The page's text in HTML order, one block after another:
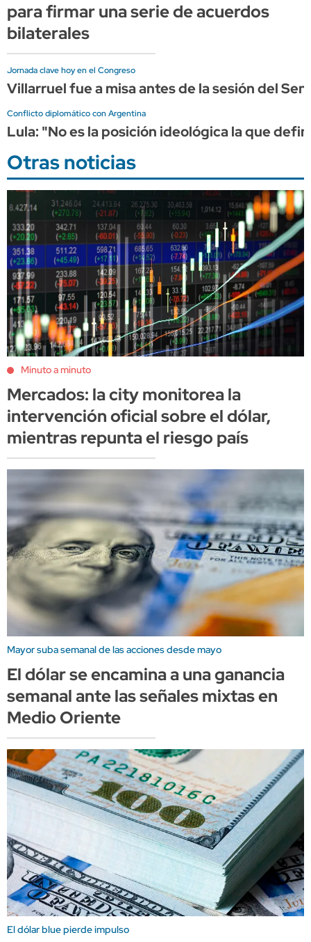
para firmar una serie de acuerdos
bilaterales
Jornada clave hoy en el Congreso
Villarruel fue a misa antes de la sesión del
Conflicto diplomático con Argentina
Lula: "No es la posición ideológica la que
Otras noticias
Minuto a minuto
Mercados: la city monitorea la
intervención oficial sobre el dólar,
mientras repunta el riesgo país
Mayor suba semanal de las acciones desde mayo
El dólar se encamina a una ganancia
semanal ante las señales mixtas en
Medio Oriente
El dólar blue pierde impulso